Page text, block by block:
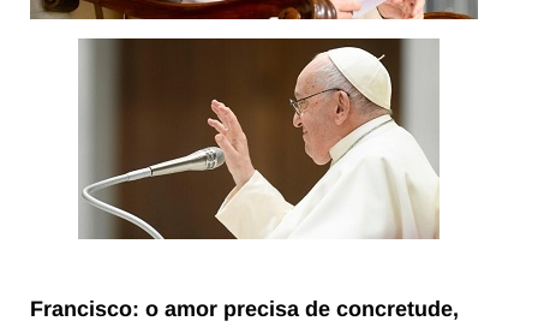
Francisco: o amor precisa de concretude,